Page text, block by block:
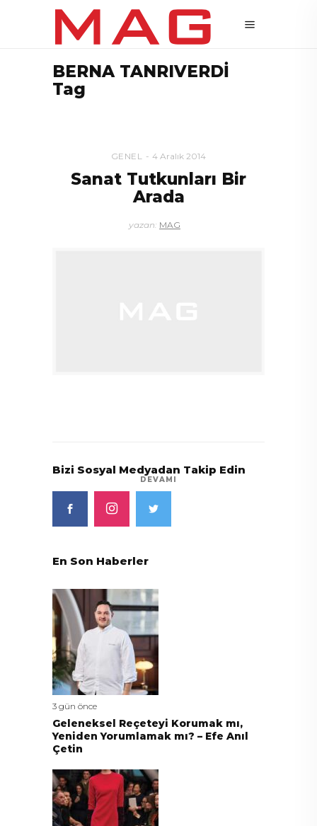
BERNA TANRIVERDİ
Tag
GENEL 4 Aralık 2014
Sanat Tutkunları Bir
Arada
yazan: MAG
DEVAMI
Bizi Sosyal Medyadan Takip Edin
En Son Haberler
3 gün önce
Geleneksel Reçeteyi Korumak mı,
Yeniden Yorumlamak mı? – Efe Anıl
Çetin